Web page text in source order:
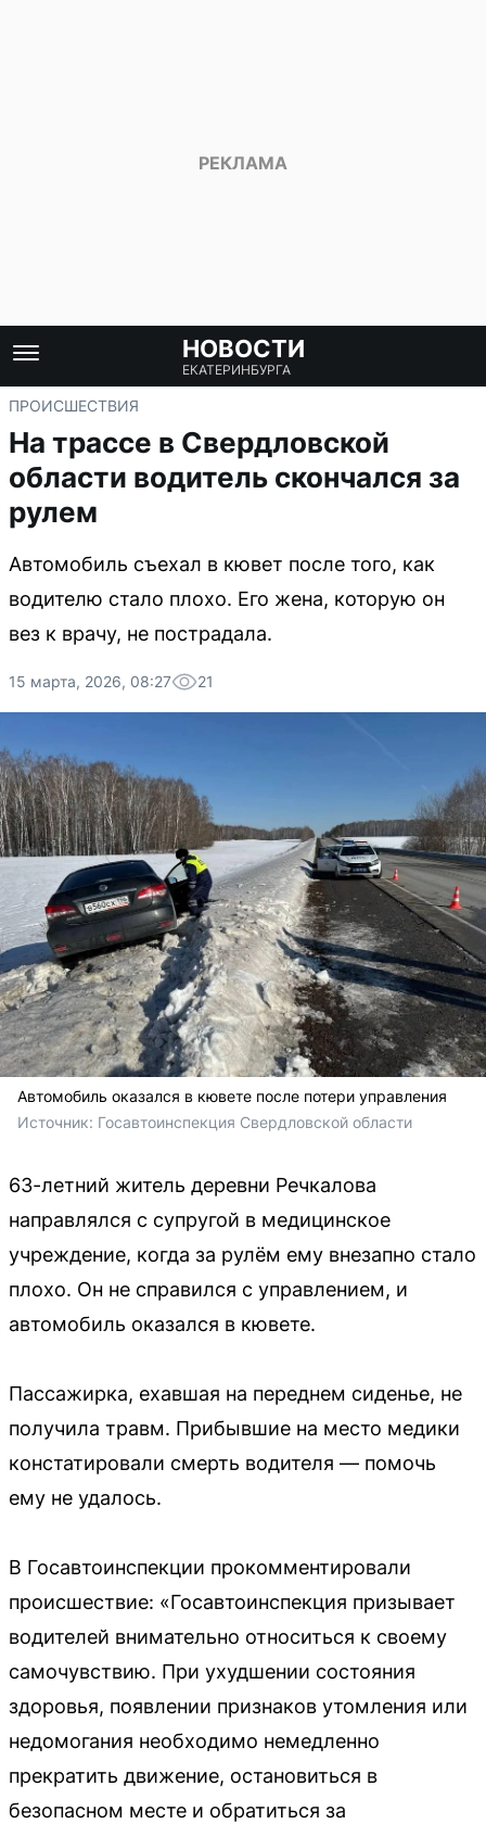
НОВОСТИ
ЕКАТЕРИНБУРГА
ПРОИСШЕСТВИЯ
На трассе в Свердловской
области водитель скончался за
рулем
Автомобиль съехал в кювет после того, как
водителю стало плохо. Его жена, которую он
вез к врачу, не пострадала.
15 марта, 2026, 08:27 21
Автомобиль оказался в кювете после потери управления
Источник: Госавтоинспекция Свердловской области
63-летний житель деревни Речкалова
направлялся с супругой в медицинское
учреждение, когда за рулём ему внезапно стало
плохо. Он не справился с управлением, и
автомобиль оказался в кювете.
Пассажирка, ехавшая на переднем сиденье, не
получила травм. Прибывшие на место медики
констатировали смерть водителя — помочь
ему не удалось.
В Госавтоинспекции прокомментировали
происшествие: «Госавтоинспекция призывает
водителей внимательно относиться к своему
самочувствию. При ухудшении состояния
здоровья, появлении признаков утомления или
недомогания необходимо немедленно
прекратить движение, остановиться в
безопасном месте и обратиться за